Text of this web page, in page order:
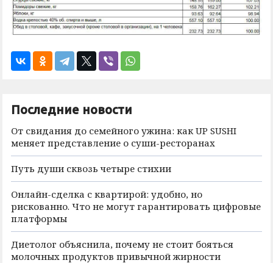
Последние новости
От свидания до семейного ужина: как UP SUSHI
меняет представление о суши-ресторанах
Путь души сквозь четыре стихии
Онлайн-сделка с квартирой: удобно, но
рискованно. Что не могут гарантировать цифровые
платформы
Диетолог объяснила, почему не стоит бояться
молочных продуктов привычной жирности